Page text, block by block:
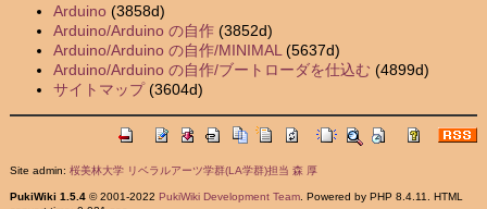
Arduino(3858d)
Arduino/Arduino の自作(3852d)
Arduino/Arduino の自作/MINIMAL (5637d)
Arduino/Arduino の自作/ブートローダを仕込む (4899d)
サイトマップ(3604d)
Site admin: 桜美林大学 リベラルアーツ学群(LA学群)担当 森 厚
PukiWiki 1.5.4© 2001-2022 PukiWiki Development Team. Powered by PHP 8.4.11. HTML